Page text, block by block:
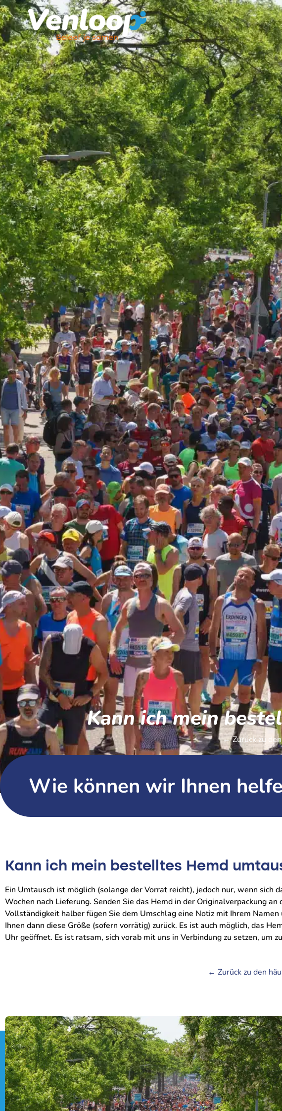
Kann ich mein
← Zurück zu
Wie können wir Ihnen
Kann ich mein bestelltes Hemd
Ein Umtausch ist möglich (solange der Vorrat reicht), jedoch nur, wenn sich
Wochen nach Lieferung. Senden Sie das Hemd in der Originalverpackung
Vollständigkeit halber fügen Sie dem Umschlag eine Notiz mit Ihrem
Ihnen dann diese Größe (sofern vorrätig) zurück. Es ist auch möglich, das
Uhr geöffnet. Es ist ratsam, sich vorab mit uns in Verbindung zu setzen, um
← Zurück zu den